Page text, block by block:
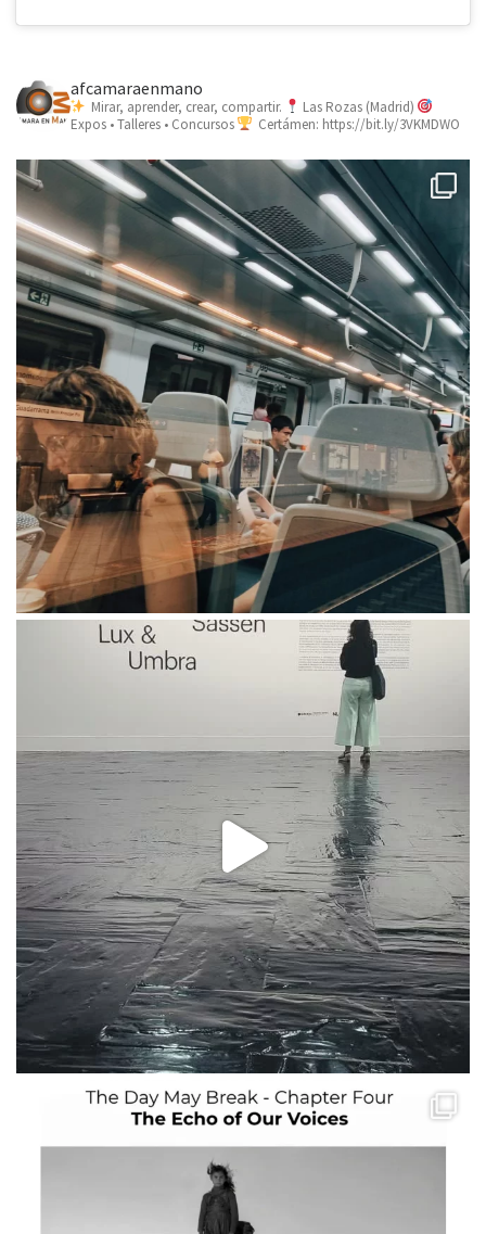
afcamaraenmano
Mirar, aprender, crear, compartir.
Las Rozas (Madrid)
Expos • Talleres • Concursos
Certámen: https://bit.ly/3VKMDWO